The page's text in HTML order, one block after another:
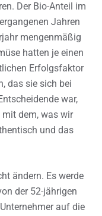
Der Bio-Anteil im
Jahren
mengenmäßig
hatten je einen
Erfolgsfaktor
das sie sich bei
war,
dem, was wir
und das
ändern. Es werde
der 52-jährigen
auf die